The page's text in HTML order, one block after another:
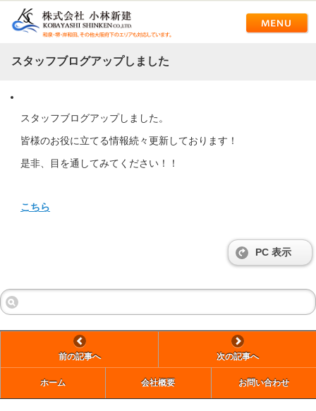
スタッフブログアップしました
スタッフブログアップしました。
皆様のお役に立てる情報続々更新しております！
是非、目を通してみてください！！
こちら
PC 表示
前の記事へ 次の記事へ
ホーム 会社概要 お問い合わせ